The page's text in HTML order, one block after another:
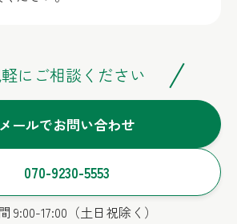
にご相談ください
メールでお問い合わせ
070-9230-5553
9:00-17:00（土日祝除く）